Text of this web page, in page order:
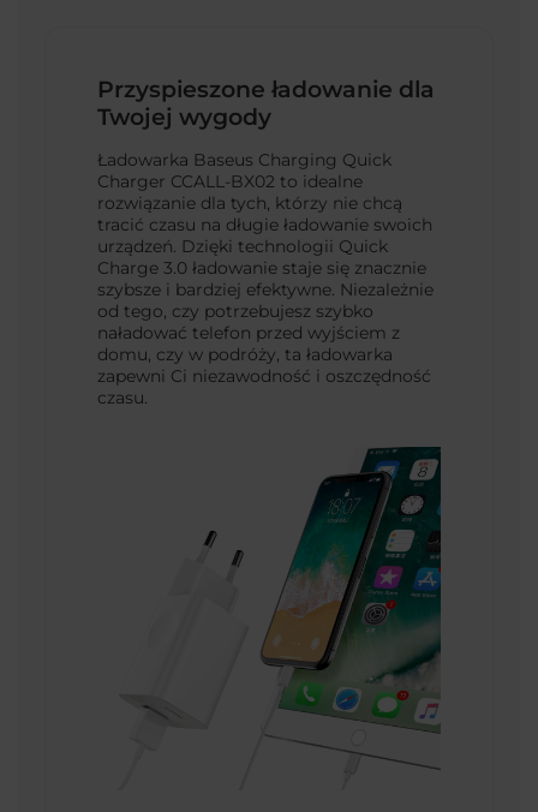
Przyspieszone ładowanie dla
Twojej wygody
Ładowarka Baseus Charging Quick
Charger CCALL-BX02 to idealne
rozwiązanie dla tych, którzy nie chcą
tracić czasu na długie ładowanie swoich
urządzeń. Dzięki technologii Quick
Charge 3.0 ładowanie staje się znacznie
szybsze i bardziej efektywne. Niezależnie
od tego, czy potrzebujesz szybko
naładować telefon przed wyjściem z
domu, czy w podróży, ta ładowarka
zapewni Ci niezawodność i oszczędność
czasu.